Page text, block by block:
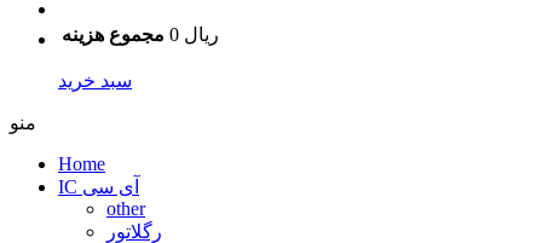
مجموع هزینه 0 ریال
سبد خرید
منو
Home
IC آی سی
other
رگلاتور